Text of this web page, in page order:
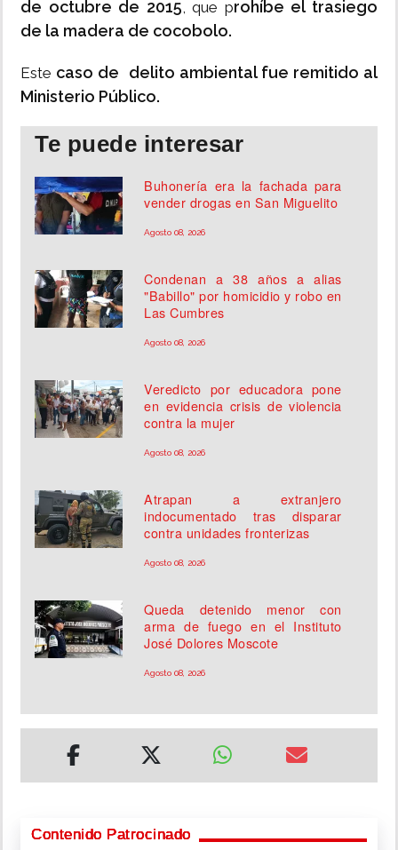
de octubre de 2015, que prohíbe el trasiego
de la madera de cocobolo.
Este caso de delito ambiental fue remitido al
Ministerio Público.
Te puede interesar
Buhonería era la fachada para
vender drogas en San Miguelito
Agosto 08, 2026
Condenan a 38 años a alias
"Babillo" por homicidio y robo en
Las Cumbres
Agosto 08, 2026
Veredicto por educadora pone
en evidencia crisis de violencia
contra la mujer
Agosto 08, 2026
Atrapan a extranjero
indocumentado tras disparar
contra unidades fronterizas
Agosto 08, 2026
Queda detenido menor con
arma de fuego en el Instituto
José Dolores Moscote
Agosto 08, 2026
Contenido Patrocinado